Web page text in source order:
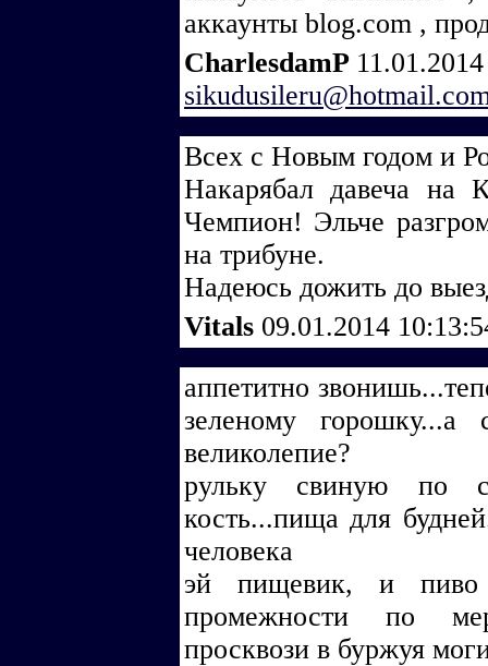
аккаунты blog.com ,
CharlesdamP
Всех с Новым годом и
Накарябал давеча
Чемпион! Эльче
на трибуне.
Надеюсь дожить до
Vitals 09.01.2014
аппетитно
зеленому
великолепие?
рульку свиную по
кость...пища для
человека
эй пищевик, и пиво
промежности по
просквози в буржуя